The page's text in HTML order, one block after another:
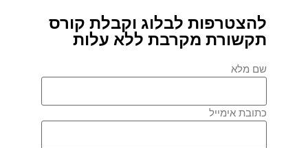
להצטרפות לבלוג וקבלת קורס
תקשורת מקרבת ללא עלות
שם מלא
כתובת אימייל